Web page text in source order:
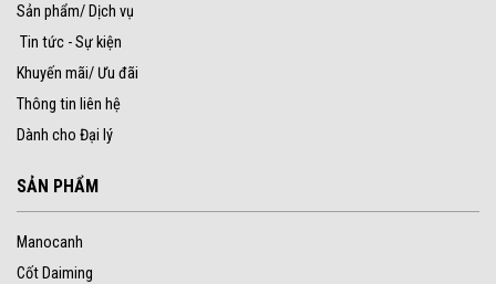
Sản phẩm/ Dịch vụ
Tin tức - Sự kiện
Khuyến mãi/ Ưu đãi
Thông tin liên hệ
Dành cho Đại lý
SẢN PHẨM
Manocanh
Cốt Daiming